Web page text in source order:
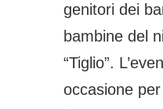
genitori dei
bambine del
“Tiglio”.
occasione